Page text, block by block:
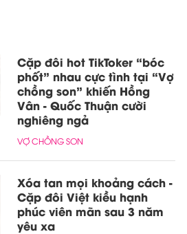
Cặp đôi hot TikToker “bóc
phốt” nhau cực tình tại “Vợ
chồng son” khiến Hồng
Vân - Quốc Thuận cười
nghiêng ngả
VỢ CHỒNG SON
Xóa tan mọi khoảng cách -
Cặp đôi Việt kiều hạnh
phúc viên mãn sau 3 năm
yêu xa